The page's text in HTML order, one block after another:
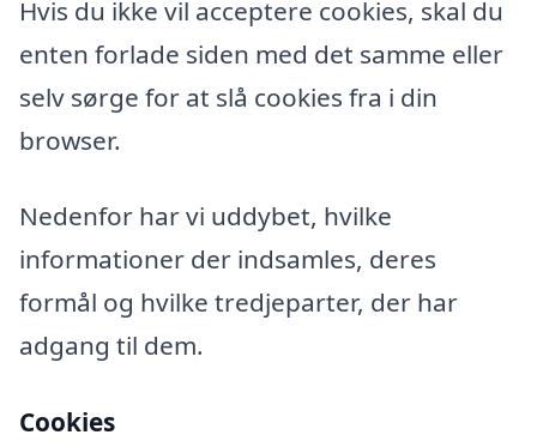
Hvis du ikke vil acceptere cookies, skal du
enten forlade siden med det samme eller
selv sørge for at slå cookies fra i din
browser.
Nedenfor har vi uddybet, hvilke
informationer der indsamles, deres
formål og hvilke tredjeparter, der har
adgang til dem.
Cookies